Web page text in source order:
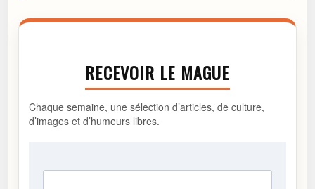
RECEVOIR LE MAGUE
Chaque semaine, une sélection d’articles, de culture,
d’images et d’humeurs libres.